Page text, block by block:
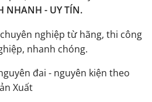
NHANH - UY TÍN.
nghiệp từ hãng, thi công
nhanh chóng.
đai - nguyên kiện theo
Xuất